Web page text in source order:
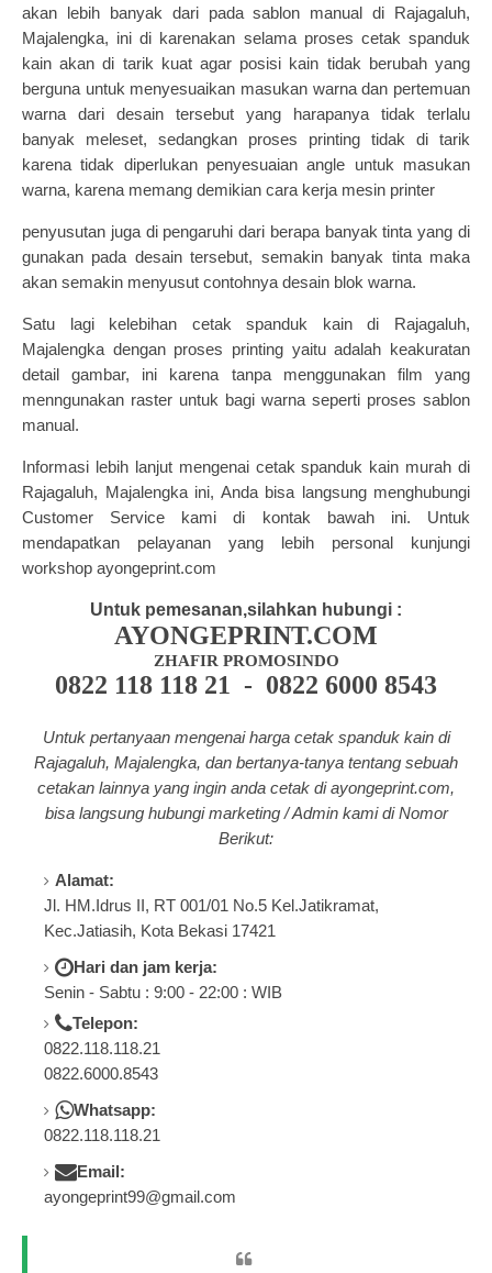
akan lebih banyak dari pada sablon manual di Rajagaluh,
Majalengka, ini di karenakan selama proses cetak spanduk
kain akan di tarik kuat agar posisi kain tidak berubah yang
berguna untuk menyesuaikan masukan warna dan pertemuan
warna dari desain tersebut yang harapanya tidak terlalu
banyak meleset, sedangkan proses printing tidak di tarik
karena tidak diperlukan penyesuaian angle untuk masukan
warna, karena memang demikian cara kerja mesin printer
penyusutan juga di pengaruhi dari berapa banyak tinta yang di
gunakan pada desain tersebut, semakin banyak tinta maka
akan semakin menyusut contohnya desain blok warna.
Satu lagi kelebihan cetak spanduk kain di Rajagaluh,
Majalengka dengan proses printing yaitu adalah keakuratan
detail gambar, ini karena tanpa menggunakan film yang
menngunakan raster untuk bagi warna seperti proses sablon
manual.
Informasi lebih lanjut mengenai cetak spanduk kain murah di
Rajagaluh, Majalengka ini, Anda bisa langsung menghubungi
Customer Service kami di kontak bawah ini. Untuk
mendapatkan pelayanan yang lebih personal kunjungi
workshop ayongeprint.com
Untuk pemesanan,silahkan hubungi :
AYONGEPRINT.COM
ZHAFIR PROMOSINDO
0822 118 118 21 - 0822 6000 8543
Untuk pertanyaan mengenai harga cetak spanduk kain di
Rajagaluh, Majalengka, dan bertanya-tanya tentang sebuah
cetakan lainnya yang ingin anda cetak di ayongeprint.com,
bisa langsung hubungi marketing / Admin kami di Nomor
Berikut:
Alamat:
Jl. HM.Idrus II, RT 001/01 No.5 Kel.Jatikramat,
Kec.Jatiasih, Kota Bekasi 17421
Hari dan jam kerja:
Senin - Sabtu : 9:00 - 22:00 : WIB
Telepon:
0822.118.118.21
0822.6000.8543
Whatsapp:
0822.118.118.21
Email:
ayongeprint99@gmail.com